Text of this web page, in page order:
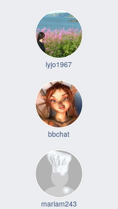
lyjo1967
bbchat
mariam243